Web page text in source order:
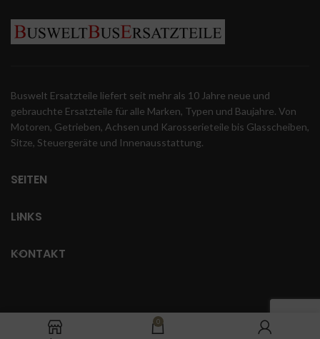
Buswelt Ersatzteile liefert seit mehr als 10 Jahre neue und
gebrauchte Ersatzteile für alle Marken, Typen und Baujahre. Von
Motoren, Getrieben, Achsen und Karosserieteile bis Glasscheiben,
Sitze, Steuergeräte und Innenausstattung.
SEITEN
LINKS
KONTAKT
0